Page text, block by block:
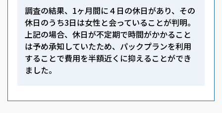
調査の結果、1ヶ月間に４日の休日があり、その
休日のうち3日は女性と会っていることが判明。
上記の場合、休日が不定期で時間がかかること
は予め承知していたため、パックプランを利用
することで費用を半額近くに抑えることができ
ました。